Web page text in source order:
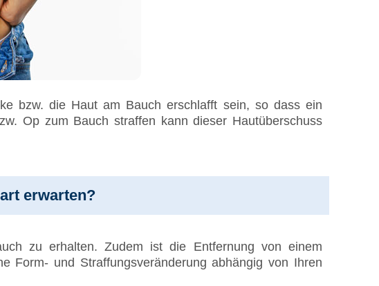
bzw. die Haut am Bauch erschlafft sein, so dass ein
Op zum Bauch straffen kann dieser Hautüberschuss
erwarten?
zu erhalten. Zudem ist die Entfernung von einem
Form- und Straffungsveränderung abhängig von Ihren